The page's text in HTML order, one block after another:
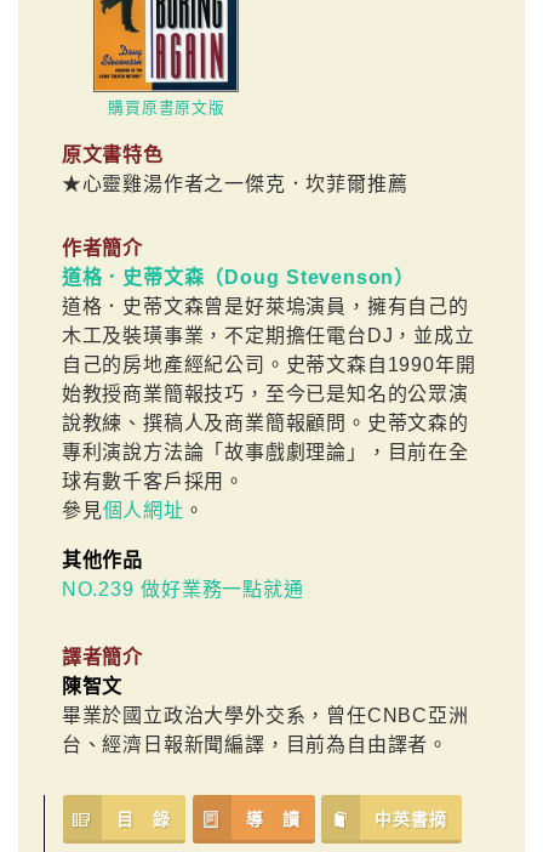
購買原書原文版
原文書特色
★心靈雞湯作者之一傑克．坎菲爾推薦
作者簡介
道格．史蒂文森（Doug Stevenson）
道格．史蒂文森曾是好萊塢演員，擁有自己的
木工及裝璜事業，不定期擔任電台DJ，並成立
自己的房地產經紀公司。史蒂文森自1990年開
始教授商業簡報技巧，至今已是知名的公眾演
說教練、撰稿人及商業簡報顧問。史蒂文森的
專利演說方法論「故事戲劇理論」，目前在全
球有數千客戶採用。
參見個人網址 。
其他作品
NO.239 做好業務一點就通
譯者簡介
陳智文
畢業於國立政治大學外交系，曾任CNBC亞洲
台、經濟日報新聞編譯，目前為自由譯者。
目 錄 導 讀 中英書摘